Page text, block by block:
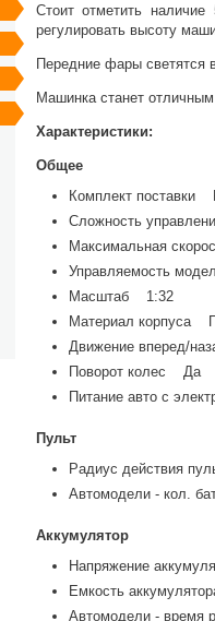
Стоит отметить
регулировать высоту
Передние фары светятся
Машинка станет
Характеристики:
Общее
Комплект поставки
Сложность
Максимальная
Управляемость
Масштаб 1:32
Материал корпуса
Движение вперед/
Поворот колес Да
Питание авто с
Пульт
Радиус действия
Автомодели - кол.
Аккумулятор
Напряжение
Емкость
Автомодели - время